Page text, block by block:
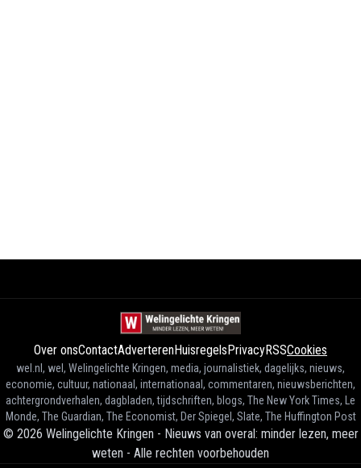
Over onsContactAdverterenHuisregelsPrivacyRSSCookies
wel.nl, wel, Welingelichte Kringen, media, journalistiek, dagelijks, nieuws,
economie, cultuur, nationaal, internationaal, commentaren, nieuwsberichten,
achtergrondverhalen, dagbladen, tijdschriften, blogs, The New York Times, Le
Monde, The Guardian, The Economist, Der Spiegel, Slate, The Huffington Post
© 2026 Welingelichte Kringen - Nieuws van overal: minder lezen, meer
weten - Alle rechten voorbehouden